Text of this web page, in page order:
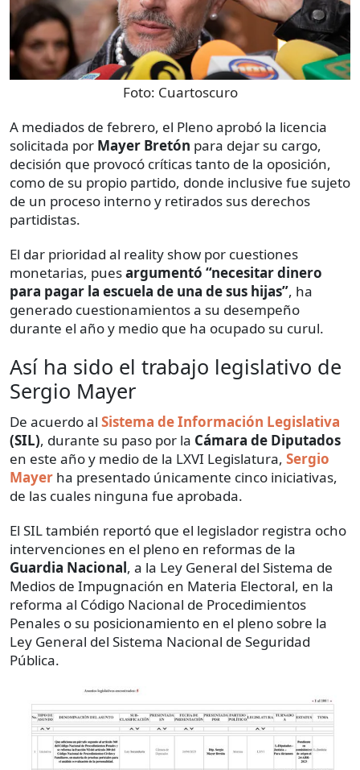
Foto: Cuartoscuro
A mediados de febrero, el Pleno aprobó la licencia
solicitada por Mayer Bretón para dejar su cargo,
decisión que provocó críticas tanto de la oposición,
como de su propio partido, donde inclusive fue sujeto
de un proceso interno y retirados sus derechos
partidistas.
El dar prioridad al reality show por cuestiones
monetarias, puesargumentó “necesitar dinero
para pagar la escuela de una de sus hijas”, ha
generado cuestionamientos a su desempeño
durante el año y medio que ha ocupado su curul.
Así ha sido el trabajo legislativo de
Sergio Mayer
De acuerdo al Sistema de Información Legislativa
(SIL), durante su paso por la Cámara de Diputados
en este año y medio de la LXVI Legislatura, Sergio
Mayer ha presentado únicamente cinco iniciativas,
de las cuales ninguna fue aprobada.
El SIL también reportó que el legislador registra ocho
intervenciones en el pleno en reformas de la
Guardia Nacional, a la Ley General del Sistema de
Medios de Impugnación en Materia Electoral, en la
reforma al Código Nacional de Procedimientos
Penales o su posicionamiento en el pleno sobre la
Ley General del Sistema Nacional de Seguridad
Pública.